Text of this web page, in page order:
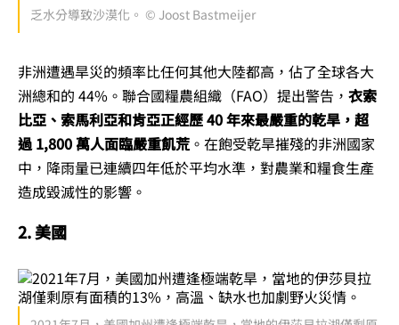
乏水分導致沙漠化。 © Joost Bastmeijer
非洲遭遇旱災的頻率比任何其他大陸都高， 佔了全球各大
洲總和的 44%。 聯合國糧農組織（FAO）提出警告， 衣索
比亞、索馬利亞和肯亞正經歷 40 年來最嚴重的乾旱，超
過 1,800 萬人面臨嚴重飢荒 。在飽受乾旱摧殘的非洲國家
中，降雨量已連續四年低於平均水準，對農業和糧食生產
造成毀滅性的影響。
2. 美國